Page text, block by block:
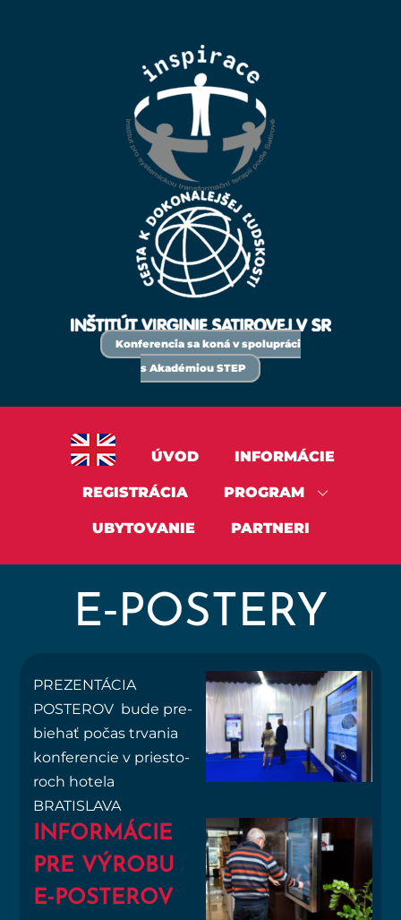
Konferencia sa koná v spolupráci
s Akadémiou STEP
ÚVOD INFORMÁCIE
REGISTRÁCIA PROGRAM
UBYTOVANIE PARTNERI
E‑POSTERY
PREZENTÁCIA
POSTEROV bude pre­
bie­hať počas trva­nia
kon­fe­ren­cie v pries­to­
roch hote­la
BRATISLAVA
INFORMÁCIE
PRE VÝROBU
E‑POSTEROV